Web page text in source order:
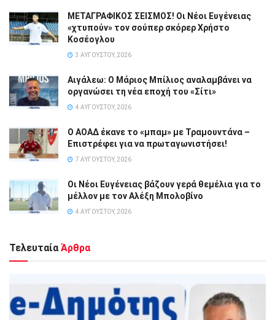
ΜΕΤΑΓΡΑΦΙΚΟΣ ΣΕΙΣΜΟΣ! Οι Νέοι Ευγένειας
«χτυπούν» τον σούπερ σκόρερ Χρήστο
Κοσέογλου
3 ΑΥΓΟΎΣΤΟΥ, 2026
Αιγάλεω: Ο Μάριος Μπίλιος αναλαμβάνει να
οργανώσει τη νέα εποχή του «Σίτι»
4 ΑΥΓΟΎΣΤΟΥ, 2026
Ο ΑΟΑΔ έκανε το «μπαμ» με Τραμουντάνα –
Επιστρέφει για να πρωταγωνιστήσει!
7 ΑΥΓΟΎΣΤΟΥ, 2026
Οι Νέοι Ευγένειας βάζουν γερά θεμέλια για το
μέλλον με τον Αλέξη Μπολοβίνο
4 ΑΥΓΟΎΣΤΟΥ, 2026
Τελευταία Άρθρα